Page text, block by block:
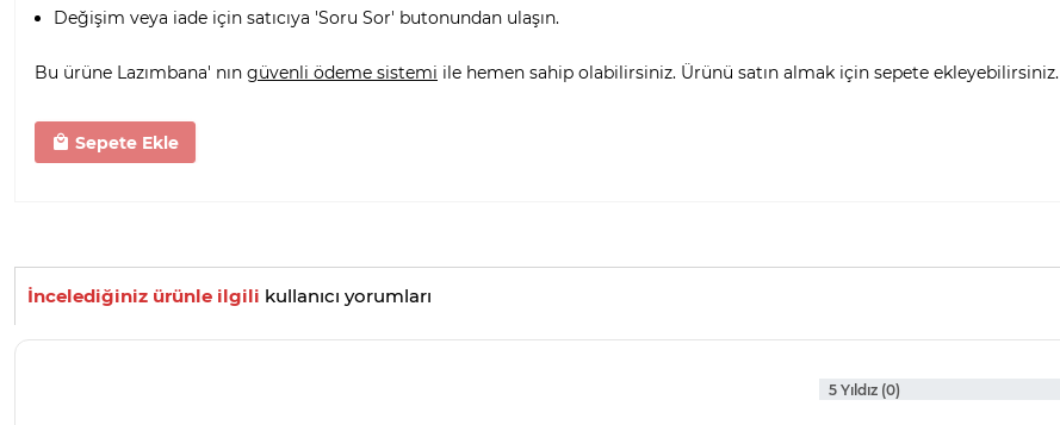
Değişim veya iade için satıcıya 'Soru Sor' butonundan ulaşın.
Bu ürüne Lazımbana' nın güvenli ödeme sistemi ile hemen sahip olabilirsiniz. Ürünü satın almak için sepete ekleyebilirsiniz.
Sepete Ekle
İncelediğiniz ürünle ilgili kullanıcı yorumları
5 Yıldız (0)